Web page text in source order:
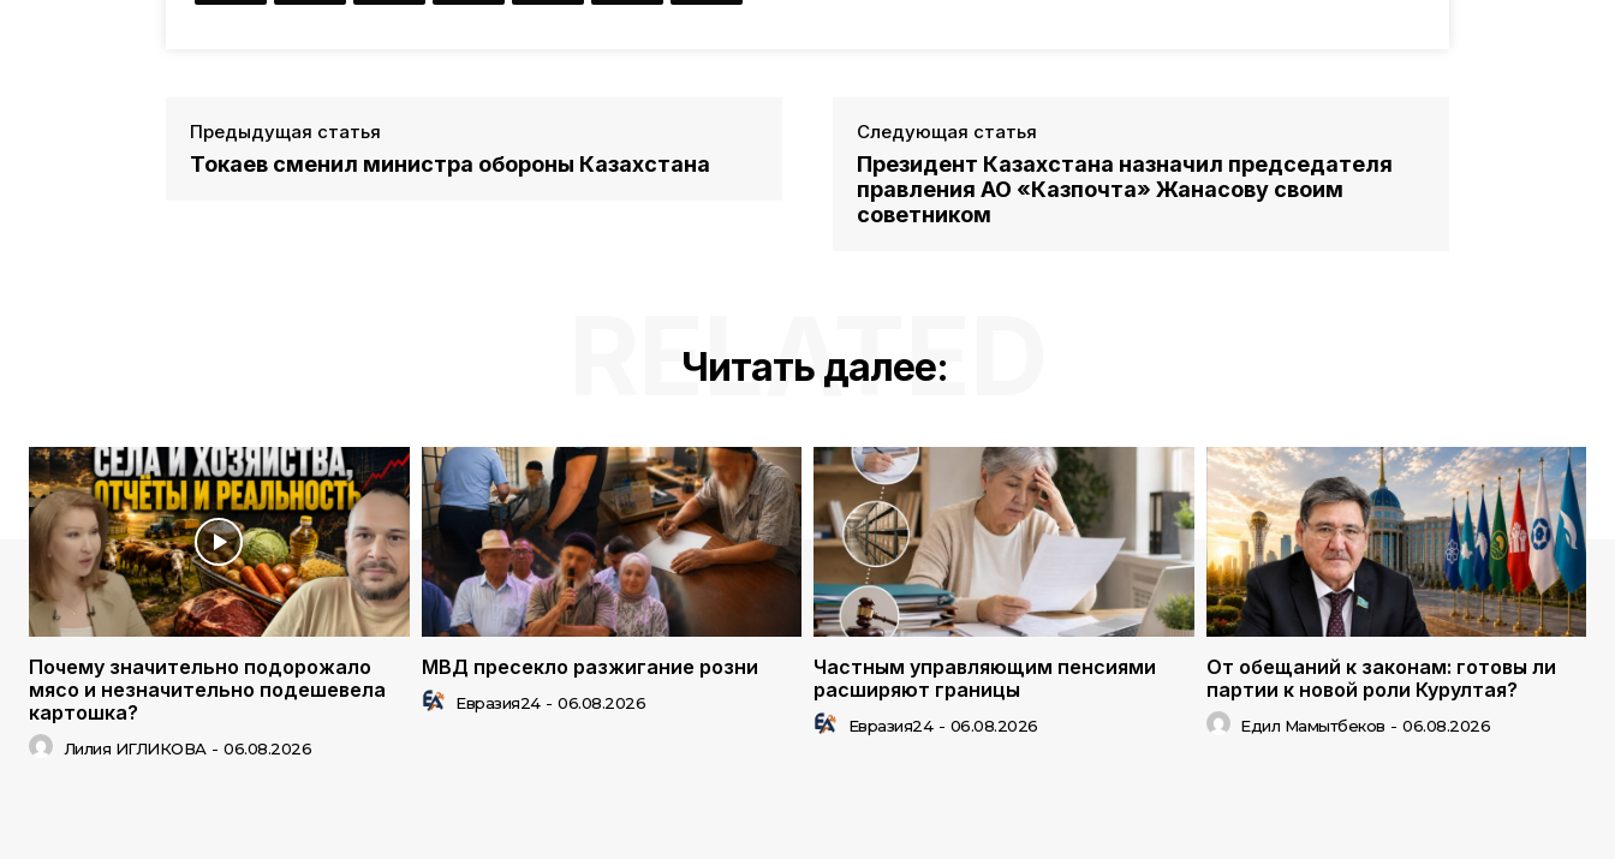
Предыдущая статья
Токаев сменил министра обороны Казахстана
Следующая статья
Президент Казахстана назначил председателя
правления АО «Казпочта» Жанасову своим
советником
Читать далее:
RELATED
Почему значительно подорожало
мясо и незначительно подешевела
картошка?
Лилия ИГЛИКОВА - 06.08.2026
МВД пресекло разжигание розни
Евразия24 - 06.08.2026
Частным управляющим пенсиями
расширяют границы
Евразия24 - 06.08.2026
От обещаний к законам: готовы ли
партии к новой роли Курултая?
Едил Мамытбеков - 06.08.2026